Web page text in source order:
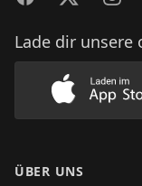
Lade dir unsere
ÜBER UNS